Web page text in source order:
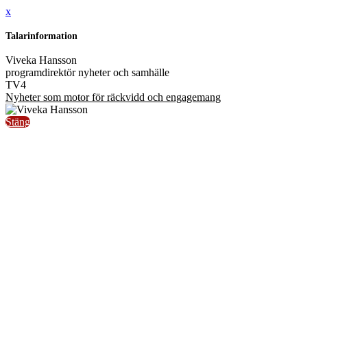
x
Talarinformation
Viveka Hansson
programdirektör nyheter och samhälle
TV4
Nyheter som motor för räckvidd och engagemang
Stäng